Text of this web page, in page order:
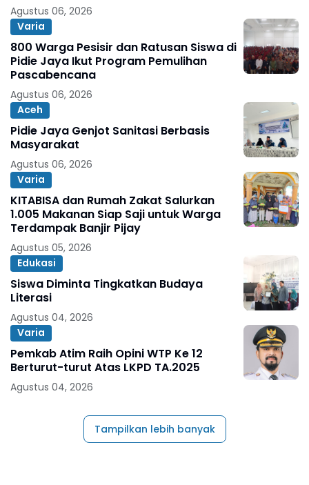
Agustus 06, 2026
Varia
800 Warga Pesisir dan Ratusan Siswa di
Pidie Jaya Ikut Program Pemulihan
Pascabencana
Agustus 06, 2026
Aceh
Pidie Jaya Genjot Sanitasi Berbasis
Masyarakat
Agustus 06, 2026
Varia
KITABISA dan Rumah Zakat Salurkan
1.005 Makanan Siap Saji untuk Warga
Terdampak Banjir Pijay
Agustus 05, 2026
Edukasi
Siswa Diminta Tingkatkan Budaya
Literasi
Agustus 04, 2026
Varia
Pemkab Atim Raih Opini WTP Ke 12
Berturut-turut Atas LKPD TA.2025
Agustus 04, 2026
Tampilkan lebih banyak